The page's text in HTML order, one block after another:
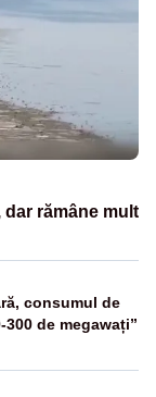
dar rămâne mult
consumul de
de megawați”